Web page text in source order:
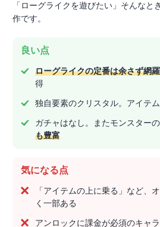
「ローグライクを遊びたい」そんなと
作です。
良い点
ローグライクの定番は余さず網羅
得
独自要素のクリスタル。アイテ
ガチャはなし。またモンスター
も豊富
気になる点
「アイテムの上に乗る」など、
く一部ある
アンロックに課金が必須のキャ